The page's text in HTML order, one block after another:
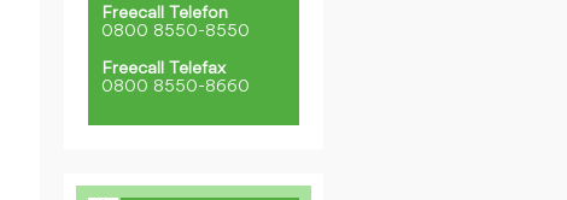
Freecall Telefon
0800 8550-8550
Freecall Telefax
0800 8550-8660